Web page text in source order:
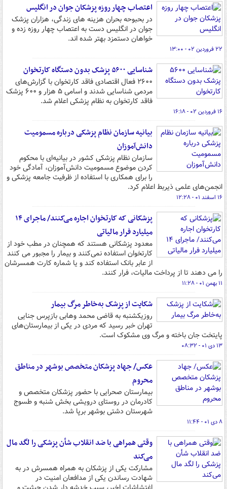
اعتصاب چهار روزه پزشکان جوان در انگلیس
در بحبوحه بحران هزینه های زندگی، هزاران پزشک
جوان در انگلیس دست به اعتصاب چهار روزه زده و
خواهان دستمزد بهتر شده اند.
۲۲ فروردین ۰۲ - ۱۳:۰۰
شناسایی ۵۶۰۰ پزشک بدون دستگاه کارتخوان
۲۶۰۰ فعال اقتصادی فاقد کارتخوان با گزارش‌های
مردمی شناسایی شدند و اسامی ۵ هزار و ۶۰۰ پزشک
فاقد کارتخوان به نظام پزشکی اعلام شد.
۱۶ فروردین ۰۲ - ۱۶:۱۸
بیانیه سازمان نظام پزشکی درباره مسمومیت
دانش‌آموزان
سازمان نظام پزشکی کشور در بیانیه‌ای با محکوم
کردن موضوع مسمومیت دانش‌آموزان، آمادگی خود
را برای همکاری با استفاده از ظرفیت جامعه پزشکی و
انجمن‌های علمی ذیربط اعلام کرد.
۱۶ اسفند ۰۱ - ۱۲:۲۸
پزشکانی که کارتخوان اجاره می‌کنند/ ماجرای ۱۴
میلیارد فرار مالیاتی
معدود پزشکانی هستند که همچنان در مطب خود از
کارتخوان استفاده نمی‌کنند و بیمار را مجبور می کنند
از عابر بانک استفاده کند و یا شماره کارت همسرشان
را می دهند تا از پرداخت مالیات، فرار کنند.
۱۱ بهمن ۰۱ - ۱۱:۲۸
شکایت از پزشک به‌خاطر مرگ بیمار
روزیکشنبه به قاضی محمد وهابی بازپرس جنایی
تهران خبر رسید که مردی در یکی از بیمارستان‌های
پایتخت جان باخته و مرگ وی مشکوک است.
۱۳ دی ۰۱ - ۰۸:۳۲
عکس/ جهاد پزشکان متخصص بوشهر در مناطق
محروم
بیمارستان صحرایی با حضور پزشکان متخصص و
کادرمان در روستای درویشی بخش شنبه و طسوج
شهرستان دشتی بوشهر برپا شد.
۸ دی ۰۱ - ۱۱:۴۴
وقتی همراهی با ضد انقلاب شأن پزشکی را لگد مال
می‌کند
مشارکت یکی از پزشکان به همراه همسرش در به
شهادت رساندن یکی از مدافعان امنیت در